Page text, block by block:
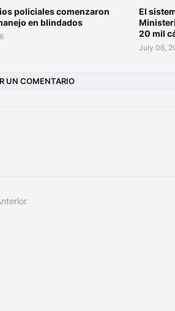
policiales comenzaron
en blindados
El
20 mil
July 06,
UN COMENTARIO